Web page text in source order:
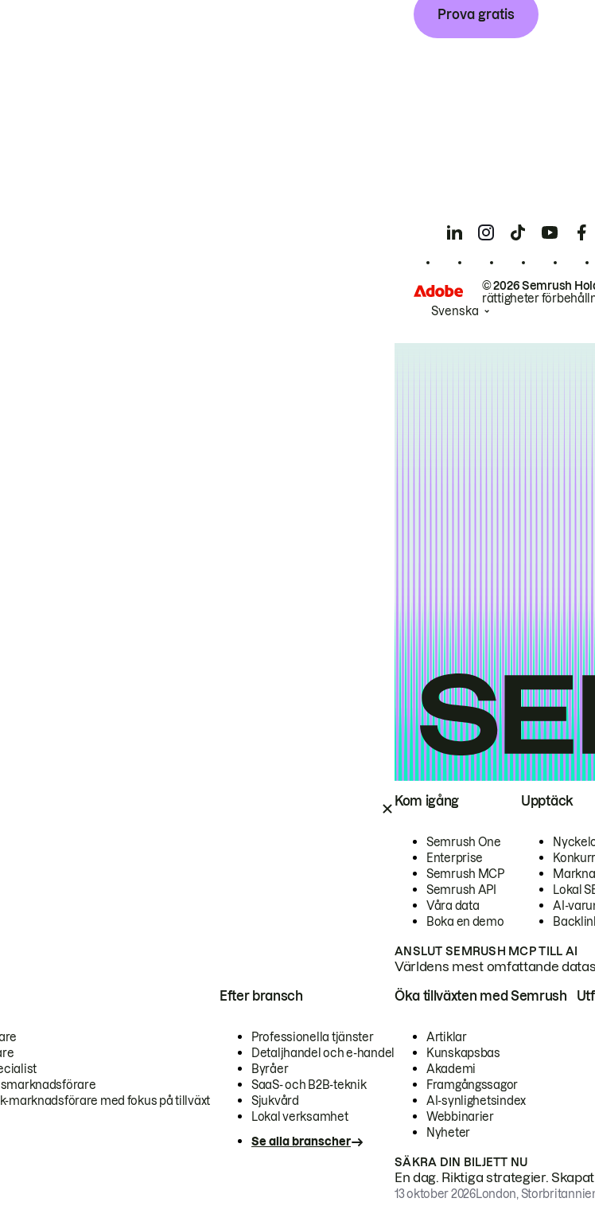
Kom igång
Semrush One
Enterprise
Semrush MCP
Semrush API
Våra data
Boka en demo
Upptäck
Lokal
AI-
ANSLUT SEMRUSH MCP TILL AI
Världens mest omfattande
marknadsförare med fokus på tillväxt
Efter bransch
Professionella tjänster
Detaljhandel och e-handel
Byråer
SaaS- och B2B-teknik
Sjukvård
Lokal verksamhet
Se alla branscher
Öka tillväxten med Semrush
Artiklar
Kunskapsbas
Akademi
Framgångssagor
AI-synlighetsindex
Webbinarier
Nyheter
SÄKRA DIN BILJETT NU
En dag. Riktiga strategier.
13 oktober 2026London,
Prova gratis
© 2026 Semrush
rättigheter
Svenska